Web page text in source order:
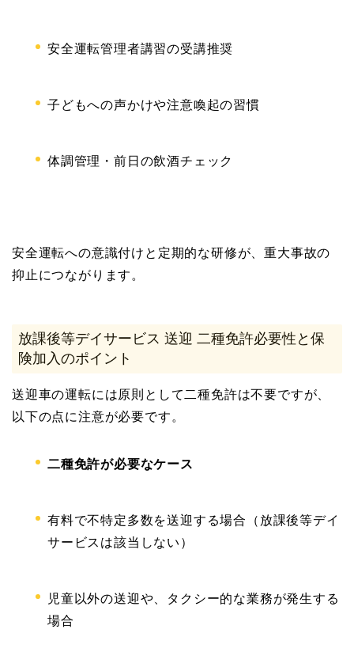
安全運転管理者講習の受講推奨
子どもへの声かけや注意喚起の習慣
体調管理・前日の飲酒チェック
安全運転への意識付けと定期的な研修が、重大事故の
抑止につながります。
放課後等デイサービス 送迎 二種免許必要性と保
険加入のポイント
送迎車の運転には原則として二種免許は不要ですが、
以下の点に注意が必要です。
二種免許が必要なケース
有料で不特定多数を送迎する場合（放課後等デイ
サービスは該当しない）
児童以外の送迎や、タクシー的な業務が発生する
場合